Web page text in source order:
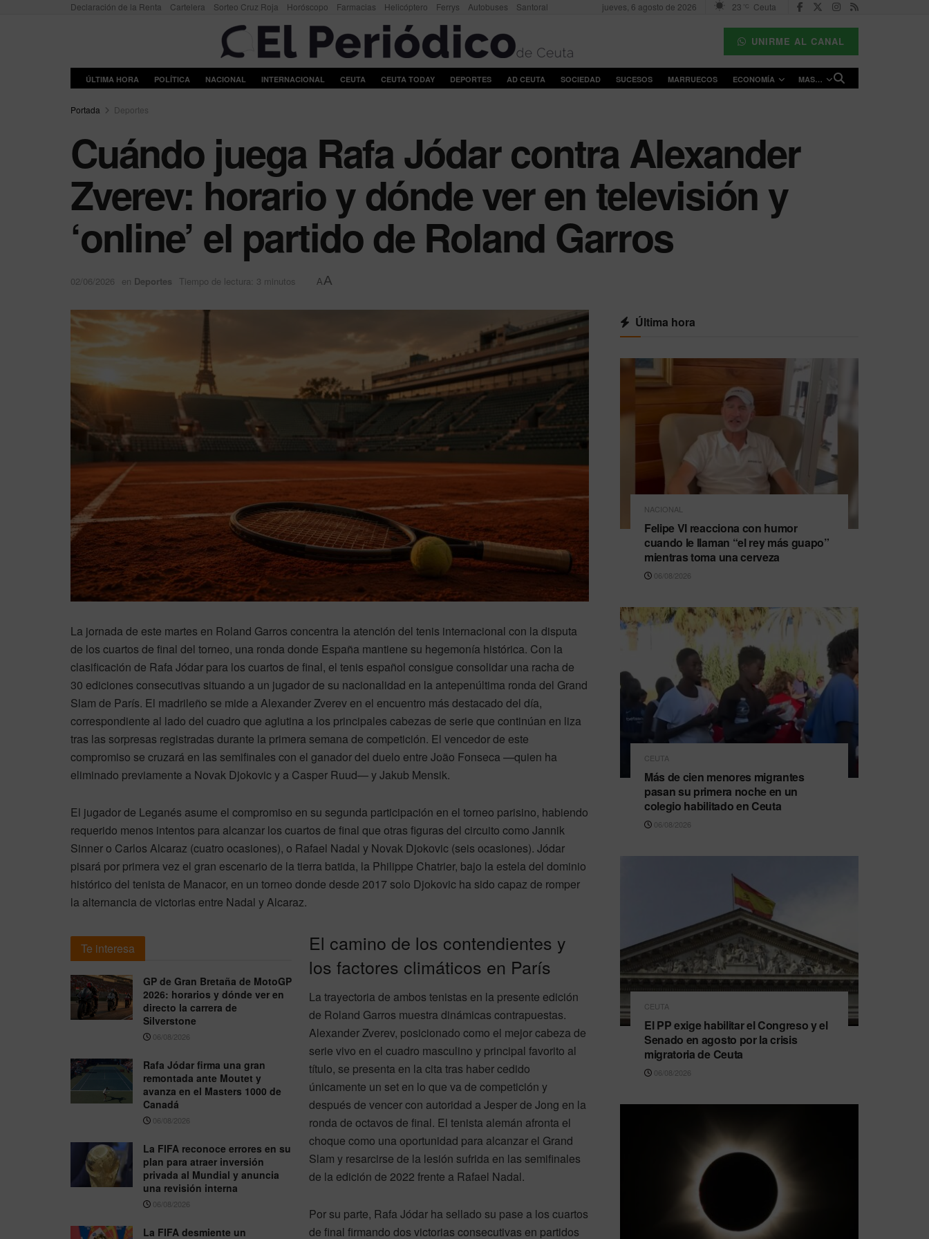
Declaración de la Renta Cartelera Sorteo Cruz Roja Horóscopo Farmacias Helicóptero Ferrys Autobuses Santoral jueves, 6 agosto de 2026 23 °C Ceuta
UNIRME AL CANAL
ÚLTIMA HORA POLÍTICA NACIONAL INTERNACIONAL CEUTA CEUTA TODAY DEPORTES AD CEUTA SOCIEDAD SUCESOS MARRUECOS ECONOMÍA MAS…
Portada Deportes
Cuándo juega Rafa Jódar contra Alexander
Zverev: horario y dónde ver en televisión y
‘online’ el partido de Roland Garros
02/06/2026 en Deportes Tiempo de lectura: 3 minutos AA
La jornada de este martes en Roland Garros concentra la atención del tenis internacional con la disputa
de los cuartos de final del torneo, una ronda donde España mantiene su hegemonía histórica. Con la
clasificación de Rafa Jódar para los cuartos de final, el tenis español consigue consolidar una racha de
30 ediciones consecutivas situando a un jugador de su nacionalidad en la antepenúltima ronda del Grand
Slam de París. El madrileño se mide a Alexander Zverev en el encuentro más destacado del día,
correspondiente al lado del cuadro que aglutina a los principales cabezas de serie que continúan en liza
tras las sorpresas registradas durante la primera semana de competición. El vencedor de este
compromiso se cruzará en las semifinales con el ganador del duelo entre João Fonseca —quien ha
eliminado previamente a Novak Djokovic y a Casper Ruud— y Jakub Mensik.
El jugador de Leganés asume el compromiso en su segunda participación en el torneo parisino, habiendo
requerido menos intentos para alcanzar los cuartos de final que otras figuras del circuito como Jannik
Sinner o Carlos Alcaraz (cuatro ocasiones), o Rafael Nadal y Novak Djokovic (seis ocasiones). Jódar
pisará por primera vez el gran escenario de la tierra batida, la Philippe Chatrier, bajo la estela del dominio
histórico del tenista de Manacor, en un torneo donde desde 2017 solo Djokovic ha sido capaz de romper
la alternancia de victorias entre Nadal y Alcaraz.
Te interesa
GP de Gran Bretaña de MotoGP
2026: horarios y dónde ver en
directo la carrera de
Silverstone
06/08/2026
Rafa Jódar firma una gran
remontada ante Moutet y
avanza en el Masters 1000 de
Canadá
06/08/2026
La FIFA reconoce errores en su
plan para atraer inversión
privada al Mundial y anuncia
una revisión interna
06/08/2026
La FIFA desmiente un
El camino de los contendientes y
los factores climáticos en París
La trayectoria de ambos tenistas en la presente edición
de Roland Garros muestra dinámicas contrapuestas.
Alexander Zverev, posicionado como el mejor cabeza de
serie vivo en el cuadro masculino y principal favorito al
título, se presenta en la cita tras haber cedido
únicamente un set en lo que va de competición y
después de vencer con autoridad a Jesper de Jong en la
ronda de octavos de final. El tenista alemán afronta el
choque como una oportunidad para alcanzar el Grand
Slam y resarcirse de la lesión sufrida en las semifinales
de la edición de 2022 frente a Rafael Nadal.
Por su parte, Rafa Jódar ha sellado su pase a los cuartos
de final firmando dos victorias consecutivas en partidos
Última hora
NACIONAL
Felipe VI reacciona con humor
cuando le llaman “el rey más guapo”
mientras toma una cerveza
06/08/2026
CEUTA
Más de cien menores migrantes
pasan su primera noche en un
colegio habilitado en Ceuta
06/08/2026
CEUTA
El PP exige habilitar el Congreso y el
Senado en agosto por la crisis
migratoria de Ceuta
06/08/2026